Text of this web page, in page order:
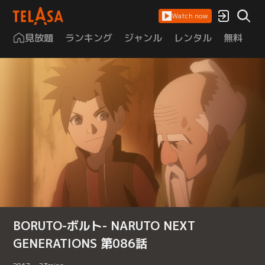
Watch now
見放題 ランキング ジャンル レンタル 無料
BORUTO-ボルト- NARUTO NEXT
GENERATIONS 第086話